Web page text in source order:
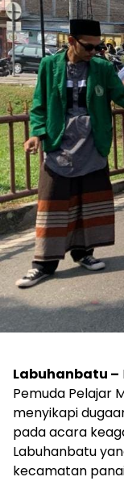
Labuhanbatu –
Pemuda Pelajar
menyikapi
pada acara
Labuhanbatu
kecamatan